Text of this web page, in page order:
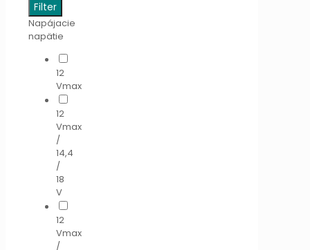
Filter
Napájacie
napätie
12
Vmax
12
Vmax
/
14,4
/
18
V
12
Vmax
/